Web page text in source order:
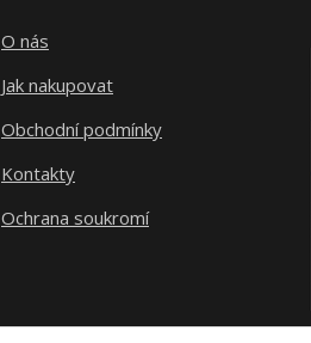
O nás
Jak nakupovat
Obchodní podmínky
Kontakty
Ochrana soukromí